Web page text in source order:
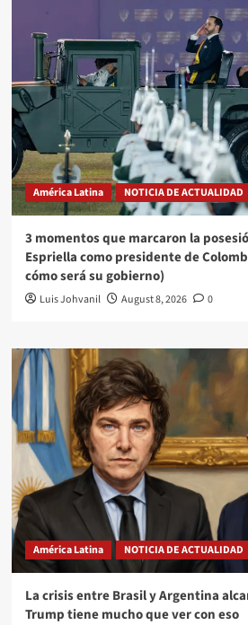
América Latina NOTICIA DE ACTUALIDAD
3 momentos que marcaron la
Espriella como presidente de
cómo será su gobierno)
Luis Johvanil August 8, 2026 0
América Latina NOTICIA DE ACTUALIDAD
La crisis entre Brasil y Argentina
Trump tiene mucho que ver con eso